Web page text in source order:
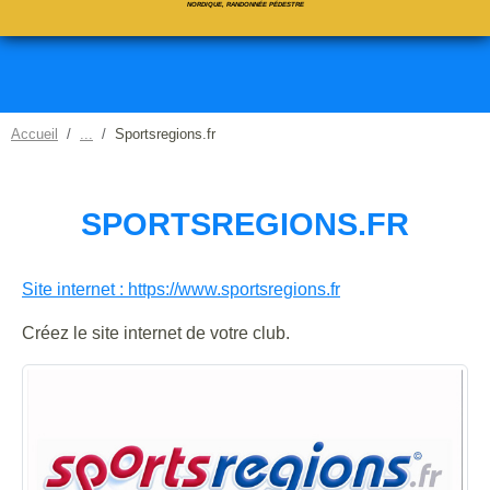
NORDIQUE, RANDONNÉE PÉDESTRE
Accueil Sportsregions.fr
SPORTSREGIONS.FR
Site internet : https://www.sportsregions.fr
Créez le site internet de votre club.